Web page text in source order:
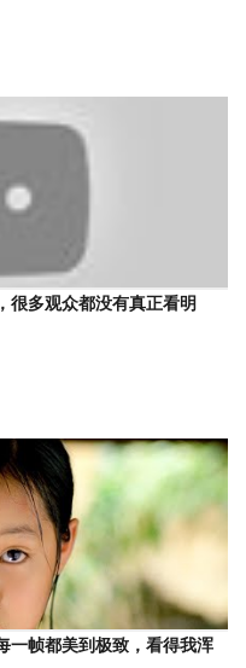
很多观众都没有真正看明
一帧都美到极致，看得我浑